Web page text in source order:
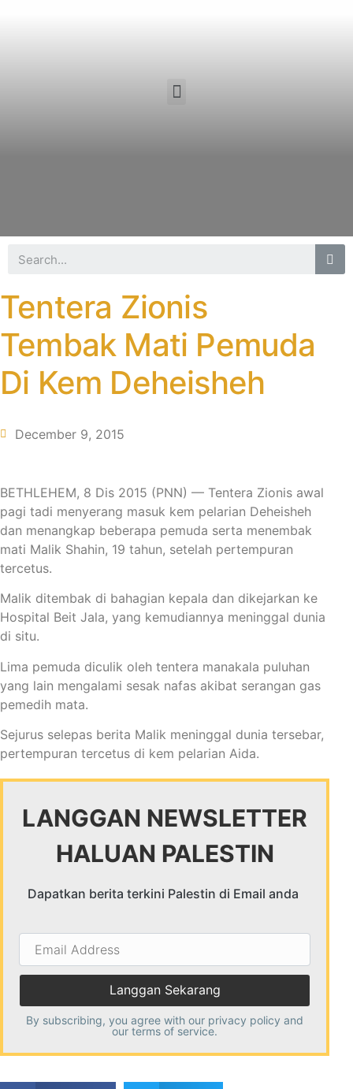
Tentera Zionis
Tembak Mati Pemuda
Di Kem Deheisheh
December 9, 2015
BETHLEHEM, 8 Dis 2015 (PNN) — Tentera Zionis awal
pagi tadi menyerang masuk kem pelarian Deheisheh
dan menangkap beberapa pemuda serta menembak
mati Malik Shahin, 19 tahun, setelah pertempuran
tercetus.
Malik ditembak di bahagian kepala dan dikejarkan ke
Hospital Beit Jala, yang kemudiannya meninggal dunia
di situ.
Lima pemuda diculik oleh tentera manakala puluhan
yang lain mengalami sesak nafas akibat serangan gas
pemedih mata.
Sejurus selepas berita Malik meninggal dunia tersebar,
pertempuran tercetus di kem pelarian Aida.
LANGGAN NEWSLETTER
HALUAN PALESTIN
Dapatkan berita terkini Palestin di Email anda
Email
Address
By subscribing, you agree with our privacy policy and
our terms of service.